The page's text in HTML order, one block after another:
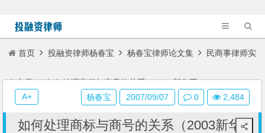
首页 投融资律师杨春宝 杨春宝律师论文集 民商事律师实
务文章 如何处理商标与商号的关系（2003新华网）
如何处理商标与商号的关系（2003新华
杨春宝 2007/09/07 0 2,484
A+